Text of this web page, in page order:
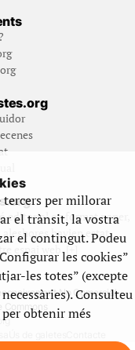
editorial en format paper,
havien estat
espai web. [+]
No Comercial -
per millorar
el trànsit, la vostra
el contingut. Podeu
les cookies”
les totes” (excepte
Consulteu
per obtenir més